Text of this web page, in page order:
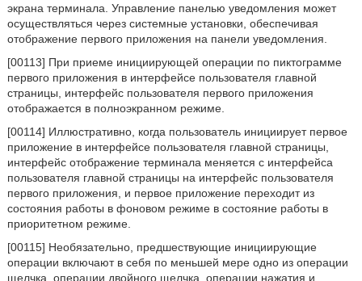
экрана терминала. Управление панелью уведомления может
осуществляться через системные установки, обеспечивая
отображение первого приложения на панели уведомления.
[00113] При приеме инициирующей операции по пиктограмме
первого приложения в интерфейсе пользователя главной
страницы, интерфейс пользователя первого приложения
отображается в полноэкранном режиме.
[00114] Иллюстративно, когда пользователь инициирует первое
приложение в интерфейсе пользователя главной страницы,
интерфейс отображение терминала меняется с интерфейса
пользователя главной страницы на интерфейс пользователя
первого приложения, и первое приложение переходит из
состояния работы в фоновом режиме в состояние работы в
приоритетном режиме.
[00115] Необязательно, предшествующие инициирующие
операции включают в себя по меньшей мере одно из операции
щелчка, операции двойного щелчка, операции нажатия и